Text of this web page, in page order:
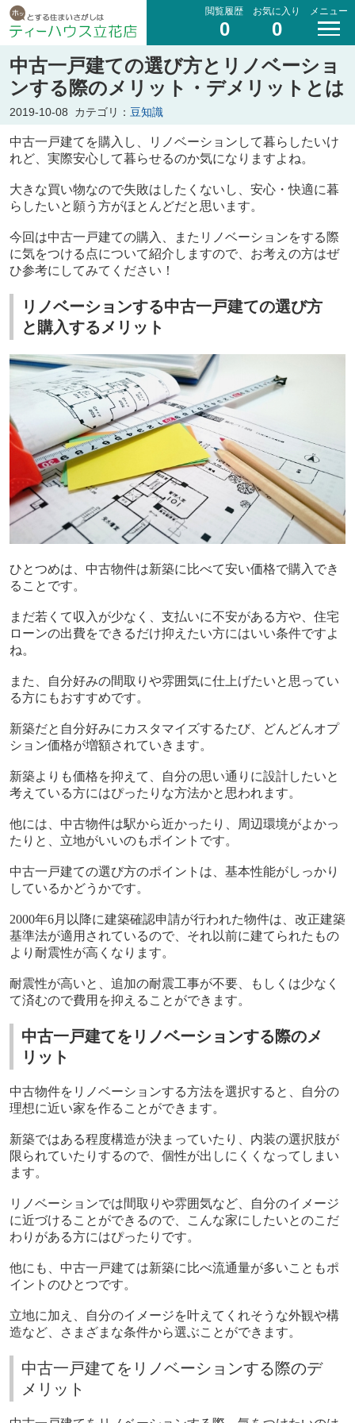
閲覧履歴
0
お気に入り
0
メニュー
中古一戸建ての選び方とリノベーショ
ンする際のメリット・デメリットとは
2019-10-08 カテゴリ： 豆知識
中古一戸建てを購入し、リノベーションして暮らしたいけ
れど、実際安心して暮らせるのか気になりますよね。
大きな買い物なので失敗はしたくないし、安心・快適に暮
らしたいと願う方がほとんどだと思います。
今回は中古一戸建ての購入、またリノベーションをする際
に気をつける点について紹介しますので、お考えの方はぜ
ひ参考にしてみてください！
リノベーションする中古一戸建ての選び方
と購入するメリット
ひとつめは、中古物件は新築に比べて安い価格で購入でき
ることです。
まだ若くて収入が少なく、支払いに不安がある方や、住宅
ローンの出費をできるだけ抑えたい方にはいい条件ですよ
ね。
また、自分好みの間取りや雰囲気に仕上げたいと思ってい
る方にもおすすめです。
新築だと自分好みにカスタマイズするたび、どんどんオプ
ション価格が増額されていきます。
新築よりも価格を抑えて、自分の思い通りに設計したいと
考えている方にはぴったりな方法かと思われます。
他には、中古物件は駅から近かったり、周辺環境がよかっ
たりと、立地がいいのもポイントです。
中古一戸建ての選び方のポイントは、基本性能がしっかり
しているかどうかです。
2000年6月以降に建築確認申請が行われた物件は、改正建築
基準法が適用されているので、それ以前に建てられたもの
より耐震性が高くなります。
耐震性が高いと、追加の耐震工事が不要、もしくは少なく
て済むので費用を抑えることができます。
中古一戸建てをリノベーションする際のメ
リット
中古物件をリノベーションする方法を選択すると、自分の
理想に近い家を作ることができます。
新築ではある程度構造が決まっていたり、内装の選択肢が
限られていたりするので、個性が出しにくくなってしまい
ます。
リノベーションでは間取りや雰囲気など、自分のイメージ
に近づけることができるので、こんな家にしたいとのこだ
わりがある方にはぴったりです。
他にも、中古一戸建ては新築に比べ流通量が多いこともポ
イントのひとつです。
立地に加え、自分のイメージを叶えてくれそうな外観や構
造など、さまざまな条件から選ぶことができます。
中古一戸建てをリノベーションする際のデ
メリット